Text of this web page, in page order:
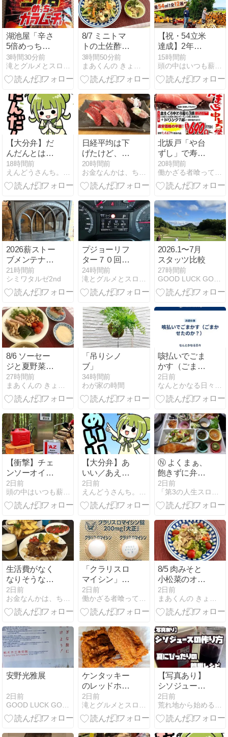
湖池屋「辛さ
5倍めっちゃ
カラムーチ
ョ」の辛さレ
ベルと気にな
3時間30分前
8/7 ミニトマ
トの土佐酢漬
け
3時間50分前
【祝・54立米
達成】2年ぶ
りに薪棚12基
が満タン！ケ
ヤキ薪割りと
レイ
15時間前
【大分弁】だ
んだんとは？
意味・使い
方・例文まと
め｜かぼみの
18時間前
えんどうさんち。ホッとな大分県臼杵市のおさんぽ情報サイト
日経平均は下
げたけど、持
ち株は上げて
くれました。
20時間前
お金なんかは、ちょっとでイイのだ〜２
北坂戸「や台
ずし」で寿司
飲みしてきま
した。
20時間前
働かざる者喰ってばっかり
2026薪ストー
ブメンテナン
ス完了
21時間前
シミワタルゼ2nd
プジョーリフ
ター７０回目
の給油と燃費
計測
24時間前
滝とグルメとスロードライブ
2026.1〜7月
スタッツ比較
27時間前
GOOD LUCK GOLF
8/6 ソーセー
ジと夏野菜の
フライパン蒸
し
27時間前
まあくんの きょうの料理
「吊りシノ
ブ」
34時間前
わが家の時間
咳払いでごま
かす（ごまか
せたのか？）
2日前
なんとかなる日々‥‥いろんなことがあるからこそ‥‥‥
【衝撃】チェ
ンソーオイル
が2倍に値上
がり！？ナフ
サショックが
活を直撃した
話
2日前
頭の中はいつも薪ちゃん
【大分弁】あ
いい／あええ
とは？意味・
使い方・例文
まとめ｜かぼ
座
2日前
えんどうさんち。ホッとな大分県臼杵市のおさんぽ情報サイト
Ⓝ よくまぁ、
飽きずに弁当
箱メニュー作
り。いいので
す、、弱い頭
もりです。
2日前
「第3の人生スローライフ」本帰国でゆっくりじっくり玉手箱
生活費がなく
なりそうなの
で損切りしま
した！
2日前
お金なんかは、ちょっとでイイのだ〜２
「クラリスロ
マイシン」恐
るべし！
2日前
働かざる者喰ってばっかり
8/5 肉みそと
小松菜のオイ
スター炒め
2日前
まあくんの きょうの料理
安野光雅展
2日前
ケンタッキー
のレッドホッ
トチキンとグ
リーンホット
ウィングを食
2日前
滝とグルメとスロードライブ
【写真あり】
シソジュース
の作り方｜夏
にぴったりの
簡単レシピ
2日前
荒れ地から始めるゆーみー夫婦の農地開拓ライフ